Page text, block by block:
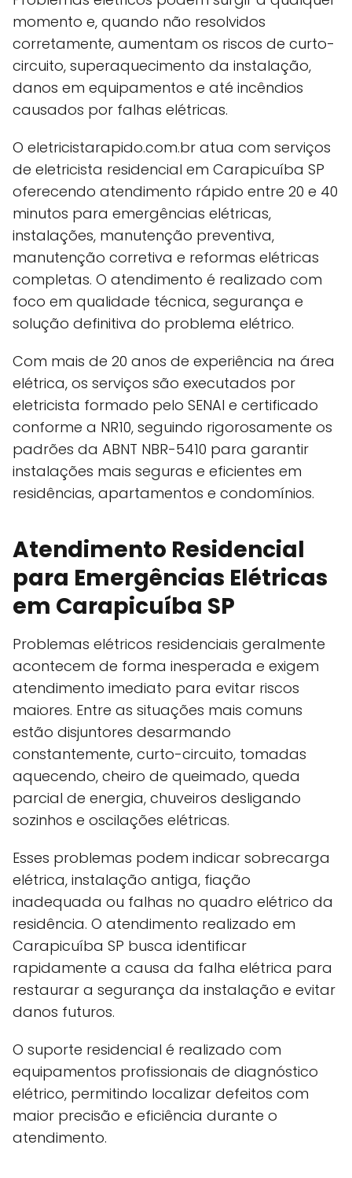
momento e, quando não resolvidos
corretamente, aumentam os riscos de curto-
circuito, superaquecimento da instalação,
danos em equipamentos e até incêndios
causados por falhas elétricas.
O eletricistarapido.com.br atua com serviços
de eletricista residencial em Carapicuíba SP
oferecendo atendimento rápido entre 20 e 40
minutos para emergências elétricas,
instalações, manutenção preventiva,
manutenção corretiva e reformas elétricas
completas. O atendimento é realizado com
foco em qualidade técnica, segurança e
solução definitiva do problema elétrico.
Com mais de 20 anos de experiência na área
elétrica, os serviços são executados por
eletricista formado pelo SENAI e certificado
conforme a NR10, seguindo rigorosamente os
padrões da ABNT NBR-5410 para garantir
instalações mais seguras e eficientes em
residências, apartamentos e condomínios.
Atendimento Residencial
para Emergências Elétricas
em Carapicuíba SP
Problemas elétricos residenciais geralmente
acontecem de forma inesperada e exigem
atendimento imediato para evitar riscos
maiores. Entre as situações mais comuns
estão disjuntores desarmando
constantemente, curto-circuito, tomadas
aquecendo, cheiro de queimado, queda
parcial de energia, chuveiros desligando
sozinhos e oscilações elétricas.
Esses problemas podem indicar sobrecarga
elétrica, instalação antiga, fiação
inadequada ou falhas no quadro elétrico da
residência. O atendimento realizado em
Carapicuíba SP busca identificar
rapidamente a causa da falha elétrica para
restaurar a segurança da instalação e evitar
danos futuros.
O suporte residencial é realizado com
equipamentos profissionais de diagnóstico
elétrico, permitindo localizar defeitos com
maior precisão e eficiência durante o
atendimento.